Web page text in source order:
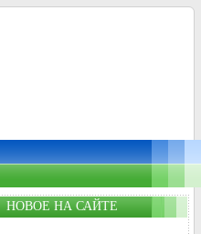
НОВОЕ НА САЙТЕ